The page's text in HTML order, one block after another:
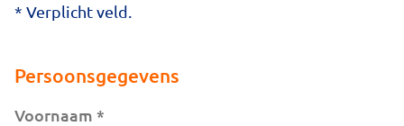
* Verplicht veld.
Persoonsgegevens
Voornaam *